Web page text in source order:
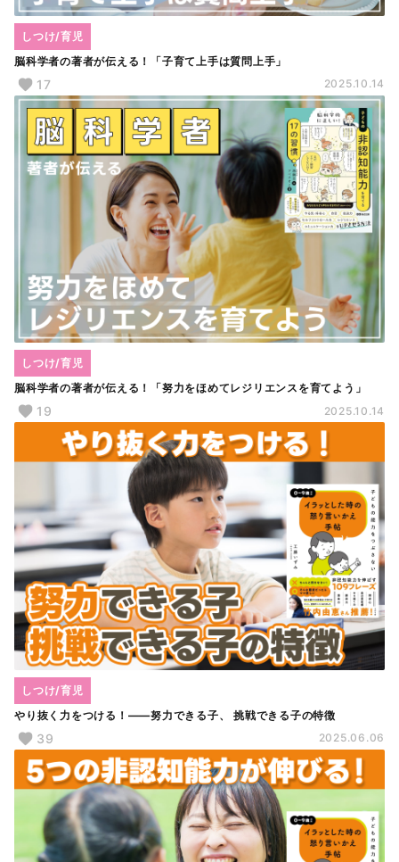
脳科学者の著者が伝える！「子育て上手は質問上手」
しつけ/育児
17 2025.10.14
脳科学者の著者が伝える！「努力をほめてレジリエンスを育てよう」
しつけ/育児
19 2025.10.14
やり抜く力をつける！――努力できる子、 挑戦できる子の特徴
しつけ/育児
39 2025.06.06